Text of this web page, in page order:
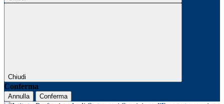
Chiudi
Conferma
Annulla Conferma